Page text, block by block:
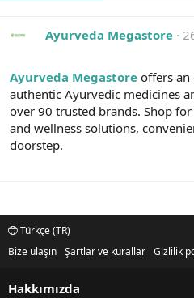
Ayurveda Megastore
Ayurveda Megastore offers an
authentic Ayurvedic medicines
over 90 trusted brands. Shop
and wellness solutions,
doorstep.
Türkçe (TR)
Bize ulaşın Şartlar ve kurallar Gizlilik
Hakkımızda